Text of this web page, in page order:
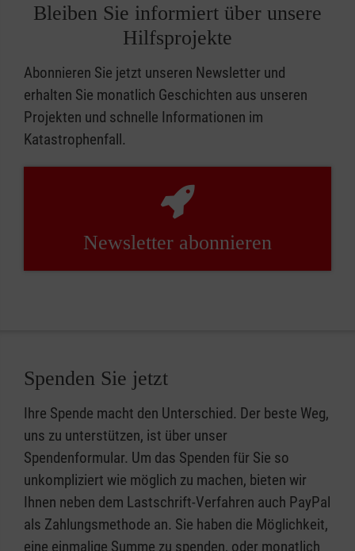
Bleiben Sie informiert über unsere
Hilfsprojekte
Abonnieren Sie jetzt unseren Newsletter und
erhalten Sie monatlich Geschichten aus unseren
Projekten und schnelle Informationen im
Katastrophenfall.
Newsletter abonnieren
Spenden Sie jetzt
Ihre Spende macht den Unterschied. Der beste Weg,
uns zu unterstützen, ist über unser
Spendenformular. Um das Spenden für Sie so
unkompliziert wie möglich zu machen, bieten wir
Ihnen neben dem Lastschrift-Verfahren auch PayPal
als Zahlungsmethode an. Sie haben die Möglichkeit,
eine einmalige Summe zu spenden, oder monatlich